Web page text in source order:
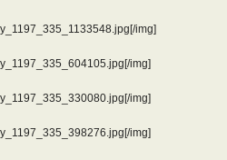
img]
img]
img]
img]